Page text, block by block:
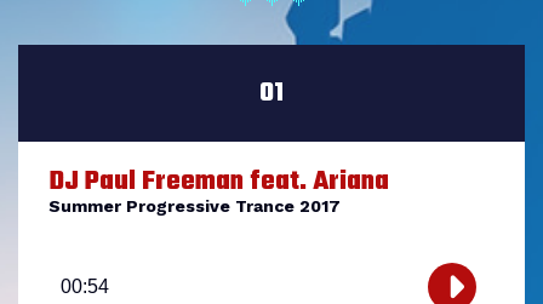
01
DJ Paul Freeman feat. Ariana
Summer Progressive Trance 2017
audio00:54